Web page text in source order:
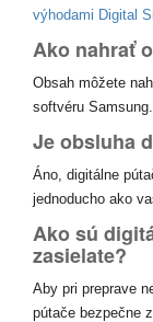
výhodami Digital
Ako nahrať
Obsah môžete
softvéru
Je obsluha
Áno, digitálne
jednoducho ako
Ako sú
zasielate?
Aby pri preprave
pútače bezpečne